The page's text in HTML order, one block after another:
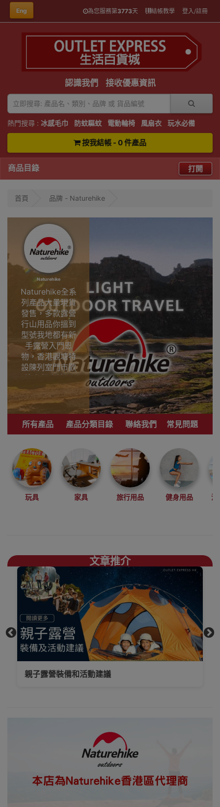
Eng 為您服務第3773天 結帳教學 登入/註冊
認識我們 接收優惠資訊
熱門搜尋 : 冰感毛巾 防蚊驅蚊 電動輪椅 風扇衣 玩水必備
按我結帳 - 0 件產品
商品目錄 打開
首頁 品牌 - Naturehike
Naturehike
Naturehike全系
列產品大量現貨
發售，多款露營
行山用品你搵到
型號我地都有新
手露營入門恩
物，香港觀塘特
設陳列室門市歡
迎參觀直接選
購。
專業戶外運動品
牌 致力提供銷售
優質登山、行
山、露營用品。
登山、攀岩、徒
步、露營等戶外
運動中設計開發
產品。
結合自然環保，
上網睇人評價不
如自己到陳列室
觸摸下更知自己
心，歡迎到香港
觀塘陳列室門市
選購
買滿$1000免費送
新界、旺角都
得，睇岩心水就
所有產品 產品分類目錄 聯絡我們 常見問題
玩具 家具 旅行用品 健身用品
沙
文章推介
親子露營裝備和活動建議